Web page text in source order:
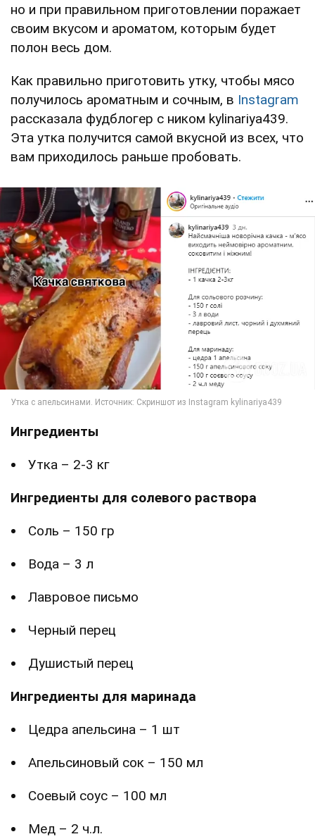
но и при правильном приготовлении поражает
своим вкусом и ароматом, которым будет
полон весь дом.
Как правильно приготовить утку, чтобы мясо
получилось ароматным и сочным, в Instagram
рассказала фудблогер с ником kylinariya439.
Эта утка получится самой вкусной из всех, что
вам приходилось раньше пробовать.
Ингредиенты
Утка – 2-3 кг
Ингредиенты для солевого раствора
Соль – 150 гр
Вода – 3 л
Лавровое письмо
Черный перец
Душистый перец
Ингредиенты для маринада
Цедра апельсина – 1 шт
Апельсиновый сок – 150 мл
Соевый соус – 100 мл
Мед – 2 ч.л.